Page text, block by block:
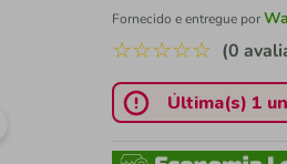
Fornecido e entregue por
☆☆☆☆☆ (0
Última(s) 1